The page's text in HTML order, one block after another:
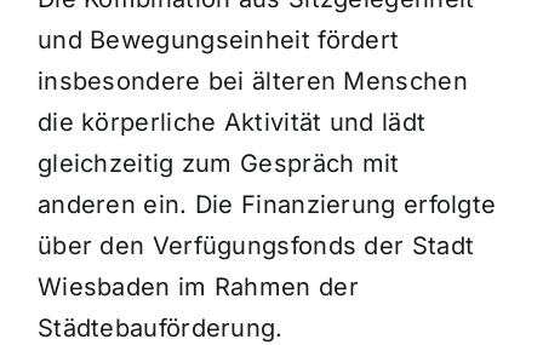
und Bewegungseinheit fördert
insbesondere bei älteren Menschen
die körperliche Aktivität und lädt
gleichzeitig zum Gespräch mit
anderen ein. Die Finanzierung erfolgte
über den Verfügungsfonds der Stadt
Wiesbaden im Rahmen der
Städtebauförderung.